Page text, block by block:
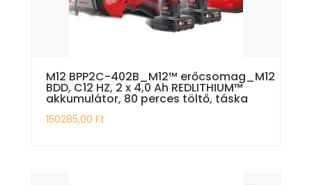
M12 BPP2C-402B_M12™ erőcsomag_M12
BDD, C12 HZ, 2 x 4,0 Ah REDLITHIUM™
akkumulátor, 80 perces töltő, táska
150285,00 Ft